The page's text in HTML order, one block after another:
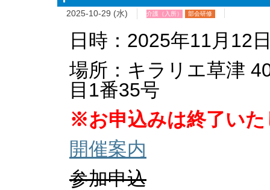
2025-10-29 (水) 介護（入所） 部会研修
日時：2025年11月12
場所：キラリエ草津
目1番35号
※お申込みは終了いた
開催案内
参加申込